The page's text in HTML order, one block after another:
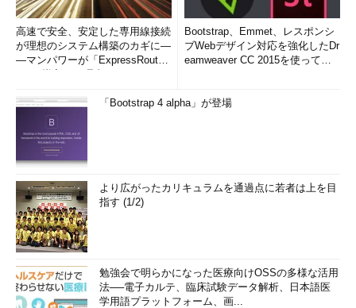
高速で安全、安定した専用線接続
が理想のシステム構築のカギに―
―マンパワーが「ExpressRout
Bootstrap、Emmet、レスポンシ
ブWebデザイン対応を強化したDr
eamweaver CC 2015を使って
「Bootstrap 4 alpha」が登場
より広がったカリキュラムを通過点に若者は上を目
指す (1/2)
勉強会で明らかになった医療向けOSSの多様な活用
法──電子カルテ、臨床試験データ解析、日本語医
学用語プラットフォーム、画...